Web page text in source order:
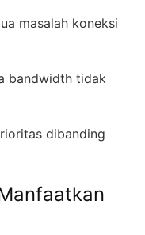
masalah koneksi
bandwidth tidak
dibanding